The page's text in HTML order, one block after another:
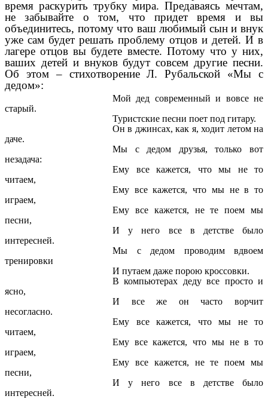
время раскурить трубку мира. Предаваясь мечтам,
не забывайте о том, что придет время и вы
объединитесь, потому что ваш любимый сын и внук
уже сам будет решать проблему отцов и детей. И в
лагере отцов вы будете вместе. Потому что у них,
ваших детей и внуков будут совсем другие песни.
Об этом – стихотворение Л. Рубальской «Мы с
дедом»:
Мой дед современный и вовсе не
старый.
Туристские песни поет под гитару.
Он в джинсах, как я, ходит летом на
даче.
Мы с дедом друзья, только вот
незадача:
Ему все кажется, что мы не то
читаем,
Ему все кажется, что мы не в то
играем,
Ему все кажется, не те поем мы
песни,
И у него все в детстве было
интересней.
Мы с дедом проводим вдвоем
тренировки
И путаем даже порою кроссовки.
В компьютерах деду все просто и
ясно,
И все же он часто ворчит
несогласно.
Ему все кажется, что мы не то
читаем,
Ему все кажется, что мы не в то
играем,
Ему все кажется, не те поем мы
песни,
И у него все в детстве было
интересней.